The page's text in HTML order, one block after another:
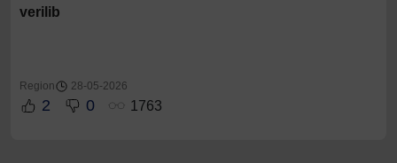
verilib
Region 28-05-2026
2 0 1763